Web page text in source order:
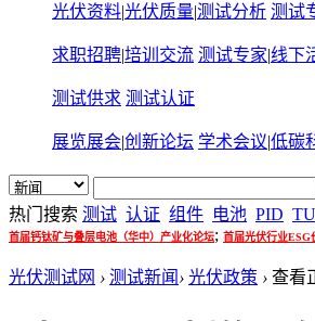
光伏资料|光伏质量|测试分析 测试
求职招聘|培训交流 测试专家|线下
测试供求 测试认证
展览展会|创新论坛 学术会议|低碳
热门搜索 测试 认证 组件 电池 PID
首届钙钛矿与叠层电池（华中）产业化论坛; 首届光伏行业ESG
光伏测试网 › 测试新闻 › 光伏政策 › 查看